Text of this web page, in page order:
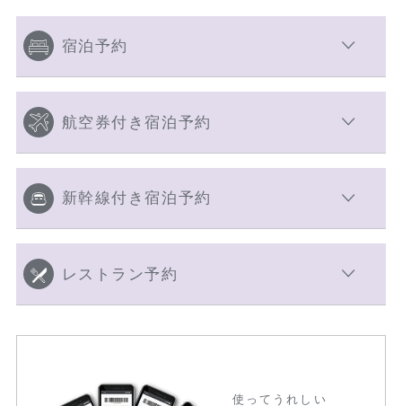
宿泊予約
航空券付き宿泊予約
新幹線付き宿泊予約
レストラン予約
使ってうれしい